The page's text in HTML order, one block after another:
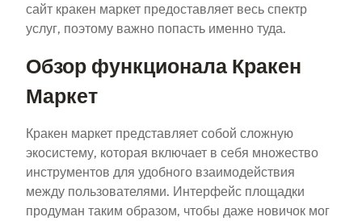
сайт кракен маркет предоставляет весь спектр
услуг, поэтому важно попасть именно туда.
Обзор функционала Кракен
Маркет
Кракен маркет представляет собой сложную
экосистему, которая включает в себя множество
инструментов для удобного взаимодействия
между пользователями. Интерфейс площадки
продуман таким образом, чтобы даже новичок мог